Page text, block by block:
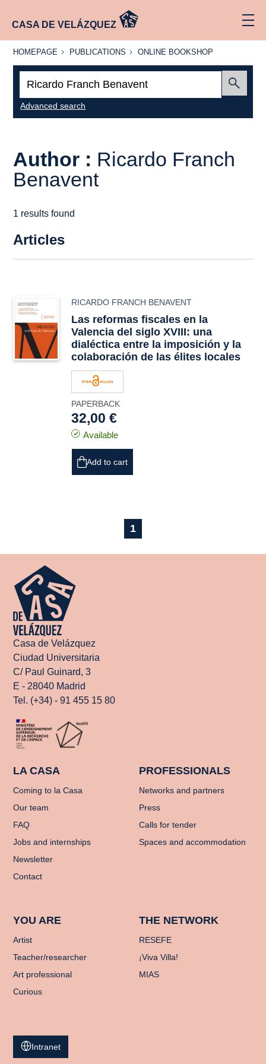
CASA DE VELÁZQUEZ
HOMEPAGE
HOMEPAGE PUBLICATIONS
PUBLICATIONS
ONLINE
ONLINE BOOKSHOP
Advanced search
Author : Ricardo Franch
Benavent
1 results found
Articles
RICARDO FRANCH BENAVENT
Las reformas fiscales en la
Valencia del siglo XVIII: una
dialéctica entre la imposición y la
colaboración de las élites locales
PAPERBACK
32,00 €
Available
Add to cart
1
Casa de Velázquez
Ciudad Universitaria
C/ Paul Guinard, 3
E - 28040 Madrid
Tel. (+34) - 91 455 15 80
LA CASA
Coming to la Casa
Our team
FAQ
Jobs and internships
Newsletter
Contact
PROFESSIONALS
Networks and partners
Press
Calls for tender
Spaces and accommodation
YOU ARE
Artist
Teacher/researcher
Art professional
Curious
THE NETWORK
RESEFE
¡Viva Villa!
MIAS
Intranet